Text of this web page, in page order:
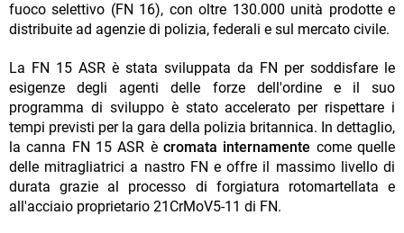
fuoco selettivo (FN 16), con oltre 130.000 unità prodotte e
distribuite ad agenzie di polizia, federali e sul mercato civile.
La FN 15 ASR è stata sviluppata da FN per soddisfare le
esigenze degli agenti delle forze dell'ordine e il suo
programma di sviluppo è stato accelerato per rispettare i
tempi previsti per la gara della polizia britannica. In dettaglio,
la canna FN 15 ASR è cromata internamente come quelle
delle mitragliatrici a nastro FN e offre il massimo livello di
durata grazie al processo di forgiatura rotomartellata e
all'acciaio proprietario 21CrMoV5-11 di FN.